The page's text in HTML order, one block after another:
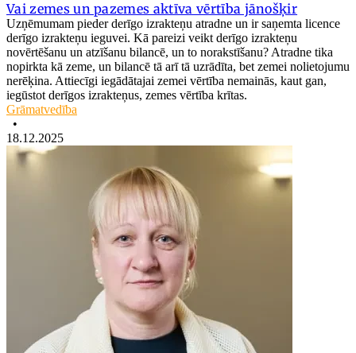
Vai zemes un pazemes aktīva vērtība jānošķir
Uzņēmumam pieder derīgo izrakteņu atradne un ir saņemta licence
derīgo izrakteņu ieguvei. Kā pareizi veikt derīgo izrakteņu
novērtēšanu un atzīšanu bilancē, un to norakstīšanu? Atradne tika
nopirkta kā zeme, un bilancē tā arī tā uzrādīta, bet zemei nolietojumu
nerēķina. Attiecīgi iegādātajai zemei vērtība nemainās, kaut gan,
iegūstot derīgos izrakteņus, zemes vērtība krītas.
Grāmatvedība
•
18.12.2025